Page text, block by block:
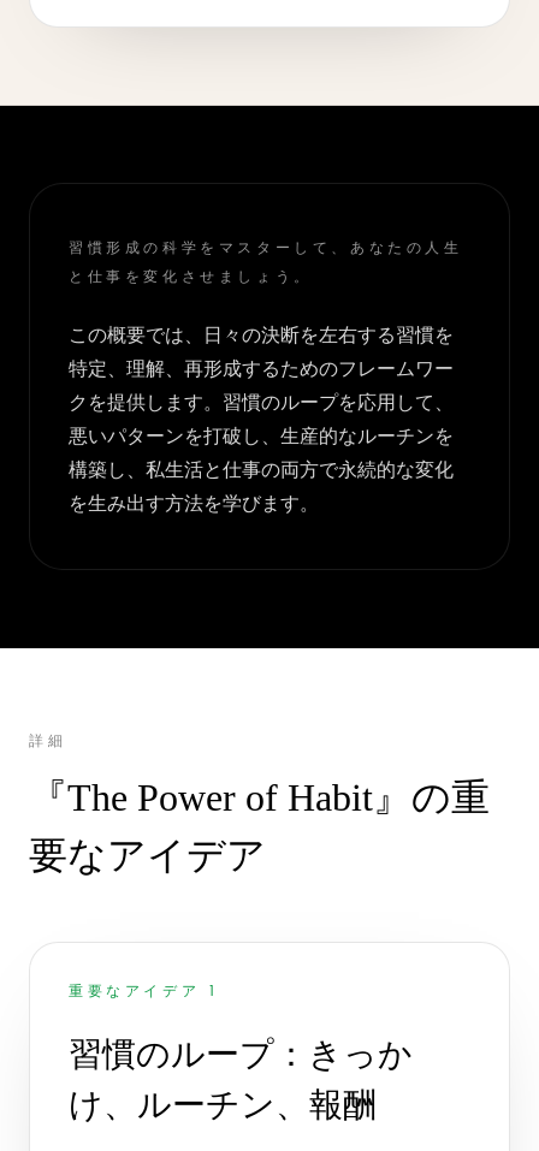
習慣形成の科学をマスターして、あなたの人生
と仕事を変化させましょう。
この概要では、日々の決断を左右する習慣を
特定、理解、再形成するためのフレームワー
クを提供します。習慣のループを応用して、
悪いパターンを打破し、生産的なルーチンを
構築し、私生活と仕事の両方で永続的な変化
を生み出す方法を学びます。
詳細
『The Power of Habit』の重
要なアイデア
重要なアイデア 1
習慣のループ：きっか
け、ルーチン、報酬